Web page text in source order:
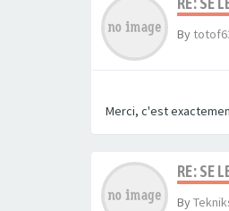
By
Merci, c'est
RE: SE
By